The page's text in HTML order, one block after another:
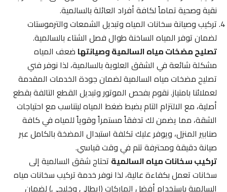
نقية وصحية تماماً لكافة أفراد العائلة بالسالمية.
تركيب وصيانة سخانات المياه وتبديل الشمعات والترموستات
لضمان توفر المياه الساخنة طوال فصل الشتاء بالسالمية.
تصليح مضخات مياه السالمية وصيانتهاضعف المياه
مشكلة شائعة في الشقق العلوية بالسالمية، لذا نوفر فني
تصليح مضخات مياه السالمية لضمان جودة الخدمات المقدمة
لعملائنا بامتياز. نقوم بفحص الموتور وتبديل القطع التالفة بقطع
أصلية، مع الالتزام التام بضبط ضغط المياه ليتناسب مع احتياجات
الشقة، مما يضمن لك تدفقاً مستمراً وقوياً للمياه في كافة
صنابير المنزل، ويوفر عليك تكلفة استبدال المضخة بالكامل عبر
صيانة دقيقة ومحترفة تتم في وقت قياسي.
تركيب سخانات مياه السالميةتحتاج شقق السالمية إلى
سخانات تعمل بكفاءة عالية، لذا نوفر خدمة تركيب سخانات مياه
السالمية باستخدام أفضل الماركات (إيطالي وخليجي) لضمان